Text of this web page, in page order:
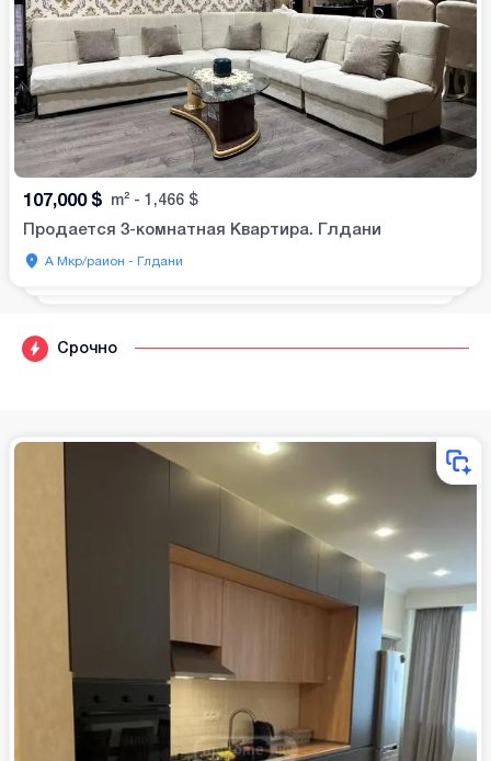
Срочно
107,000 $ m² - 1,466 $
Продается 3-комнатная Квартира. Глдани
А Мкр/раион - Глдани